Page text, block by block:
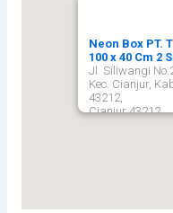
Neon Box PT.
100 x 40 Cm 2
Jl. Siliwangi
Kec. Cianjur,
43212,
Cianjur 43212